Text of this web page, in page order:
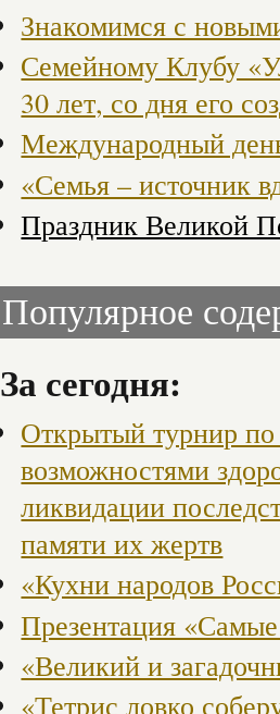
Знакомимся с
Семейному Клубу
30 лет, со дня его
Международный
«Семья – источник
Праздник Великой
Популярное
За сегодня:
Открытый турнир
возможностями
ликвидации
памяти их жертв
«Кухни народов
Презентация
«Великий и
«Тетрис ловко